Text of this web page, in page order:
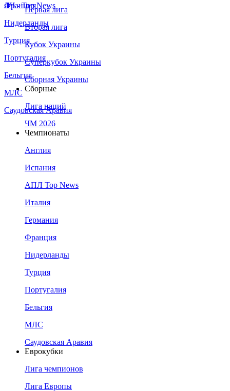
Франция
Нидерланды
Турция
Португалия
Бельгия
МЛС
Саудовская Аравия
ЛЧ - Top News
Первая лига
Вторая лига
Кубок Украины
Суперкубок Украины
Сборная Украины
Сборные
Лига наций
ЧМ 2026
Чемпионаты
Англия
Испания
АПЛ Top News
Италия
Германия
Франция
Нидерланды
Турция
Португалия
Бельгия
МЛС
Саудовская Аравия
Еврокубки
Лига чемпионов
Лига Европы